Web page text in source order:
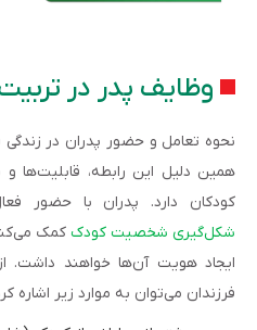
وظایف پدر در
نحوه تعامل و حضور پدران در زندگی
همین دلیل این رابطه، قابلیت‌ها
کودکان دارد. پدران با حضور
شکل‌گیری شخصیت کودک کمک
ایجاد هویت آن‌ها خواهند داشت.
فرزندان می‌توان به موارد زیر اشاره